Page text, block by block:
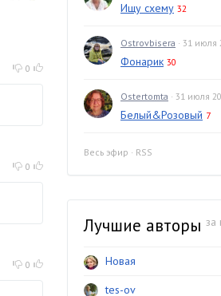
0
0
0
Ищу схему 32
Ostrovbisera · 31 июля
Фонарик 30
Ostertomta · 31 июля
Белый&Розовый 7
Весь эфир · RSS
Лучшие авторы за
Новая
tes-ov